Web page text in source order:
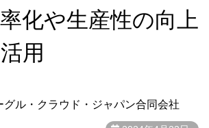
化や生産性の向上
用
グル・クラウド・ジャパン合同会社